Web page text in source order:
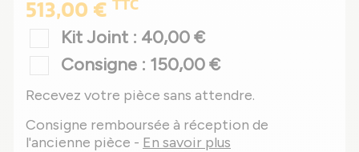
513,00 € TTC
Kit Joint : 40,00 €
Consigne : 150,00 €
Recevez votre pièce sans attendre.
Consigne remboursée à réception de
l'ancienne pièce - En savoir plus